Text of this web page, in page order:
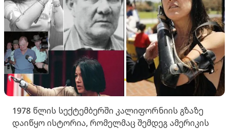
1978 წლის სექტემბერში კალიფორნიის გზაზე
დაიწყო ისტორია, რომელმაც შემდეგ ამერიკის